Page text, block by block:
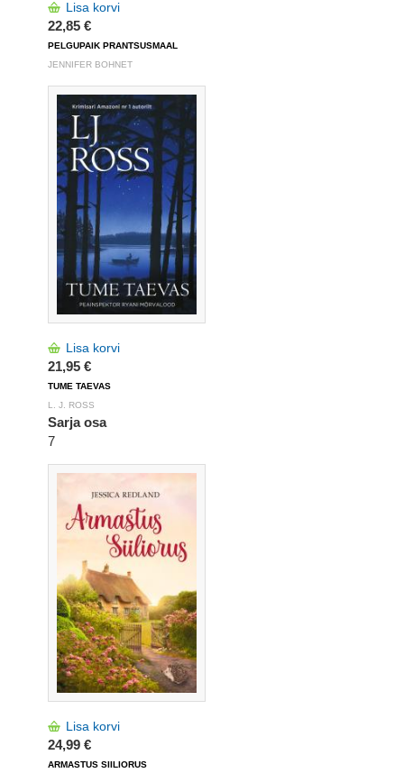
Lisa korvi
22,85 €
PELGUPAIK PRANTSUSMAAL
JENNIFER BOHNET
Lisa korvi
21,95 €
TUME TAEVAS
L. J. ROSS
Sarja osa
7
Lisa korvi
24,99 €
ARMASTUS SIILIORUS